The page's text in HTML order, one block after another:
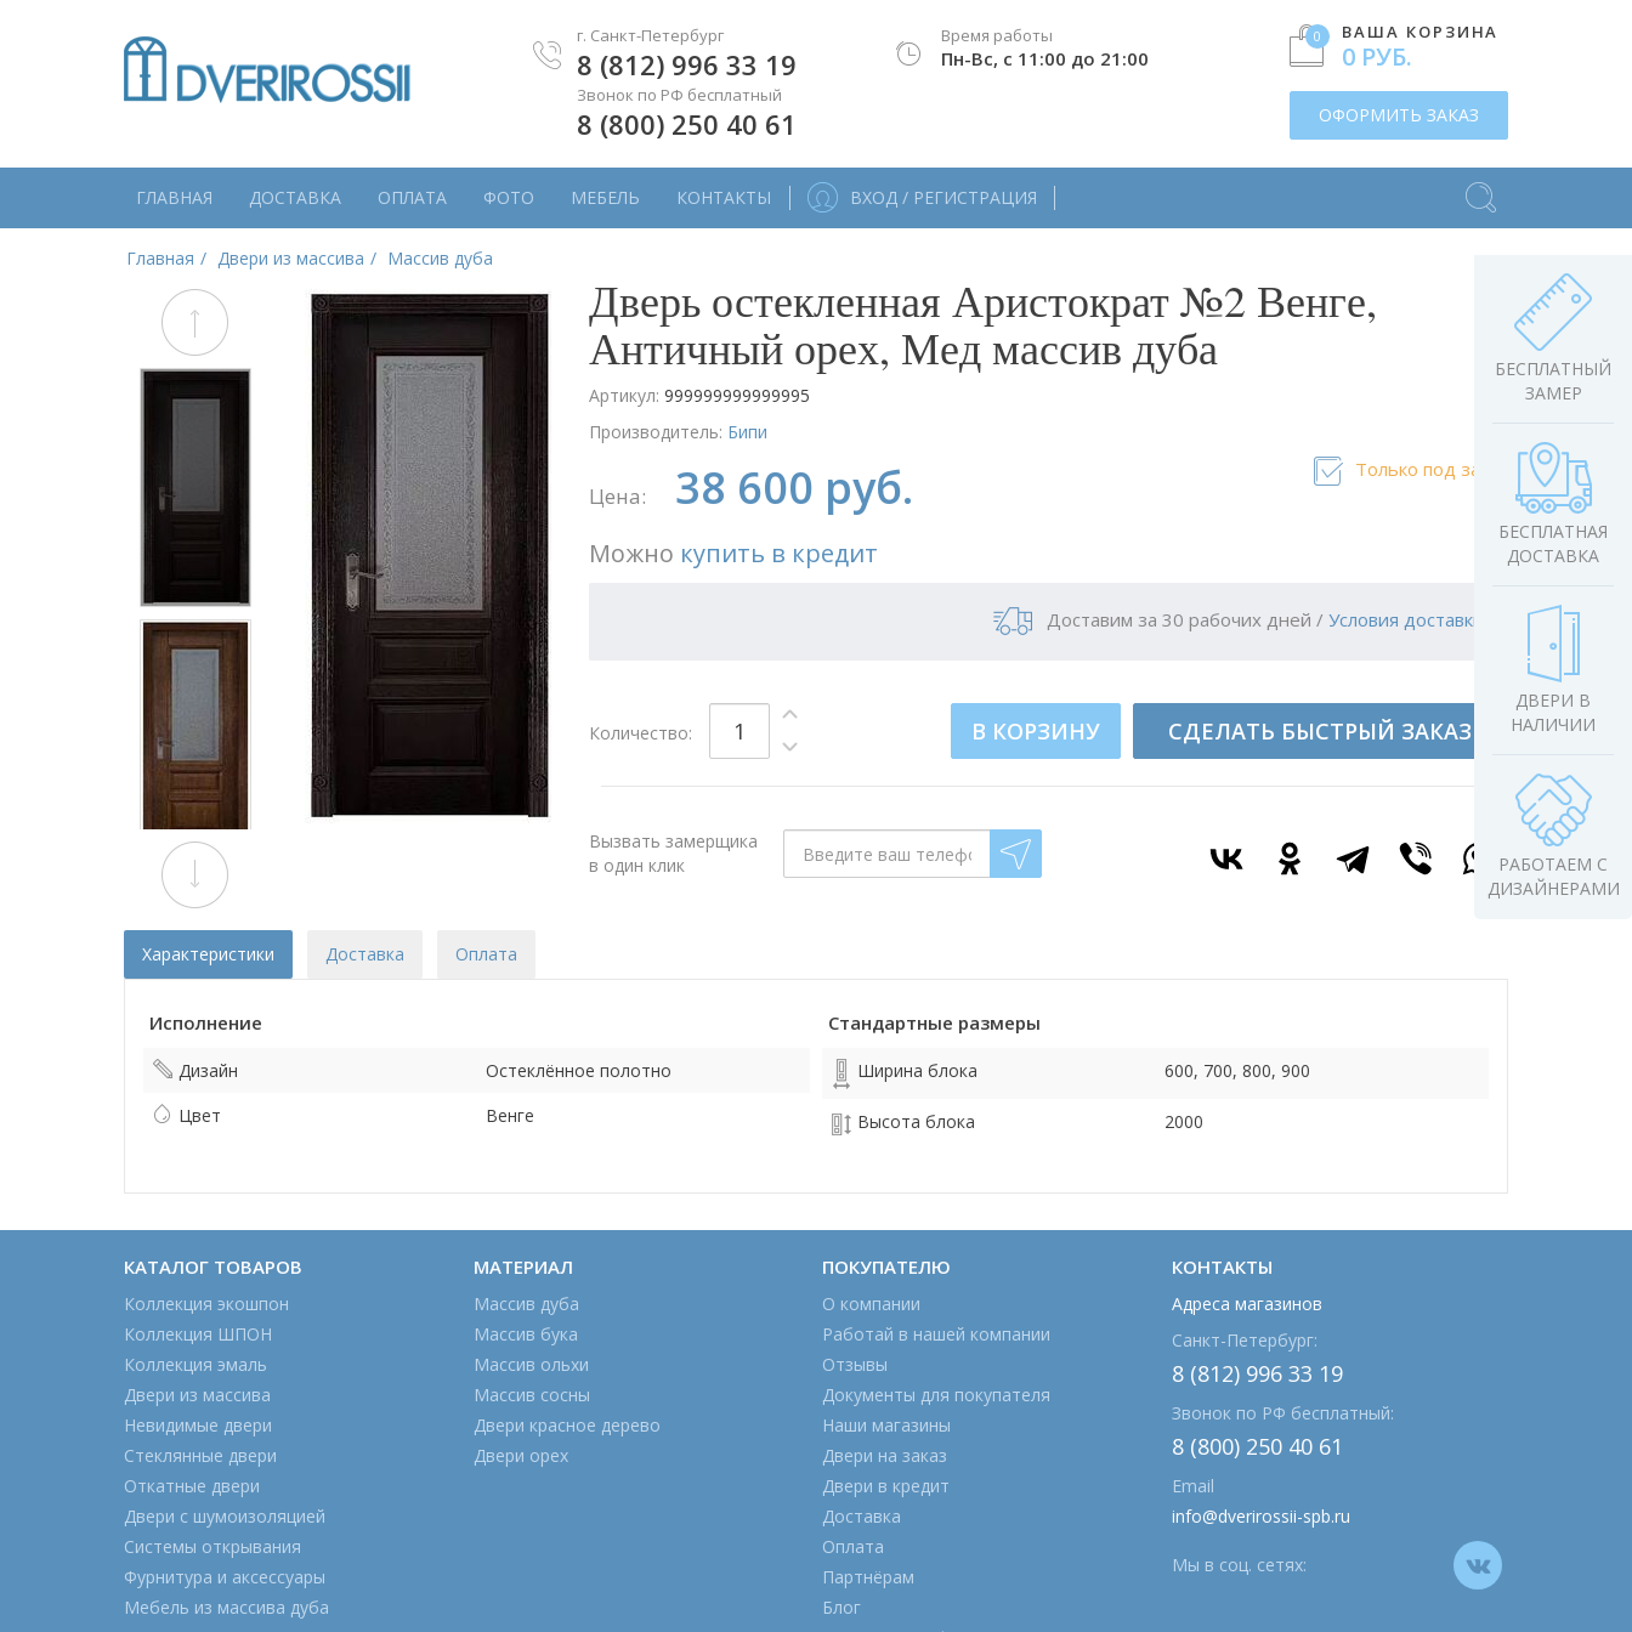
г. Санкт-Петербург
8 (812) 996 33 19
Звонок по РФ бесплатный
8 (800) 250 40 61
0 ВАША КОРЗИНА
0 РУБ.
ОФОРМИТЬ ЗАКАЗ
Время работы
Пн-Вс, с 11:00 до 21:00
ГЛАВНАЯ ДОСТАВКА ОПЛАТА ФОТО МЕБЕЛЬ КОНТАКТЫ ВХОД / РЕГИСТРАЦИЯ
БЕСПЛАТНЫЙ
ЗАМЕР
БЕСПЛАТНАЯ
ДОСТАВКА
ДВЕРИ В
НАЛИЧИИ
РАБОТАЕМ С
ДИЗАЙНЕРАМИ
Главная Двери из массива Массив дуба
Дверь остекленная Аристократ №2 Венге,
Античный орех, Мед массив дуба
Артикул:999999999999995
Производитель: Бипи
Цена: 38 600 руб. Только под заказ
Можно купить в кредит
Доставим за 30 рабочих дней / Условия доставки
Количество: В КОРЗИНУ СДЕЛАТЬ БЫСТРЫЙ ЗАКАЗ
Вызвать замерщика
в один клик
Характеристики Доставка Оплата
Исполнение
Дизайн
Остеклённое полотно
Цвет
Венге
Стандартные размеры
Ширина блока 600, 700, 800, 900
Высота блока 2000
КАТАЛОГ ТОВАРОВ
Коллекция экошпон
Коллекция ШПОН
Коллекция эмаль
Двери из массива
Невидимые двери
Стеклянные двери
Откатные двери
Двери с шумоизоляцией
Системы открывания
Фурнитура и аксессуары
Мебель из массива дуба
МАТЕРИАЛ
Массив дуба
Массив бука
Массив ольхи
Массив сосны
Двери красное дерево
Двери орех
ПОКУПАТЕЛЮ
О компании
Работай в нашей компании
Отзывы
Документы для покупателя
Наши магазины
Двери на заказ
Двери в кредит
Доставка
Оплата
Партнёрам
Блог
КОНТАКТЫ
Адреса магазинов
Санкт-Петербург:
8 (812) 996 33 19
Звонок по РФ бесплатный:
8 (800) 250 40 61
Email
info@dverirossii-spb.ru
Мы в соц. сетях: